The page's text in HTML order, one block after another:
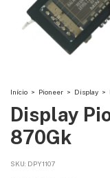
Início > Pioneer > Display >
Display
870Gk
SKU: DPY1107